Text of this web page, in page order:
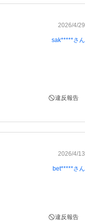
2026/4/29
sak*****さん
違反報告
2026/4/13
bet*****さん
違反報告